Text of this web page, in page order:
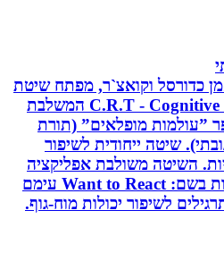
וקואצ`ר, מפתח שיטת
C.R.T - Cognitive Reaction Training המשלבת
מופלאים” (תורת
שיטה ייחודית לשיפור
השיטה משולבת אפליקציה
ייחודית וערכה ייעודיות בשם: Want to React עימם
לשיפור יכולות מוח-גוף.